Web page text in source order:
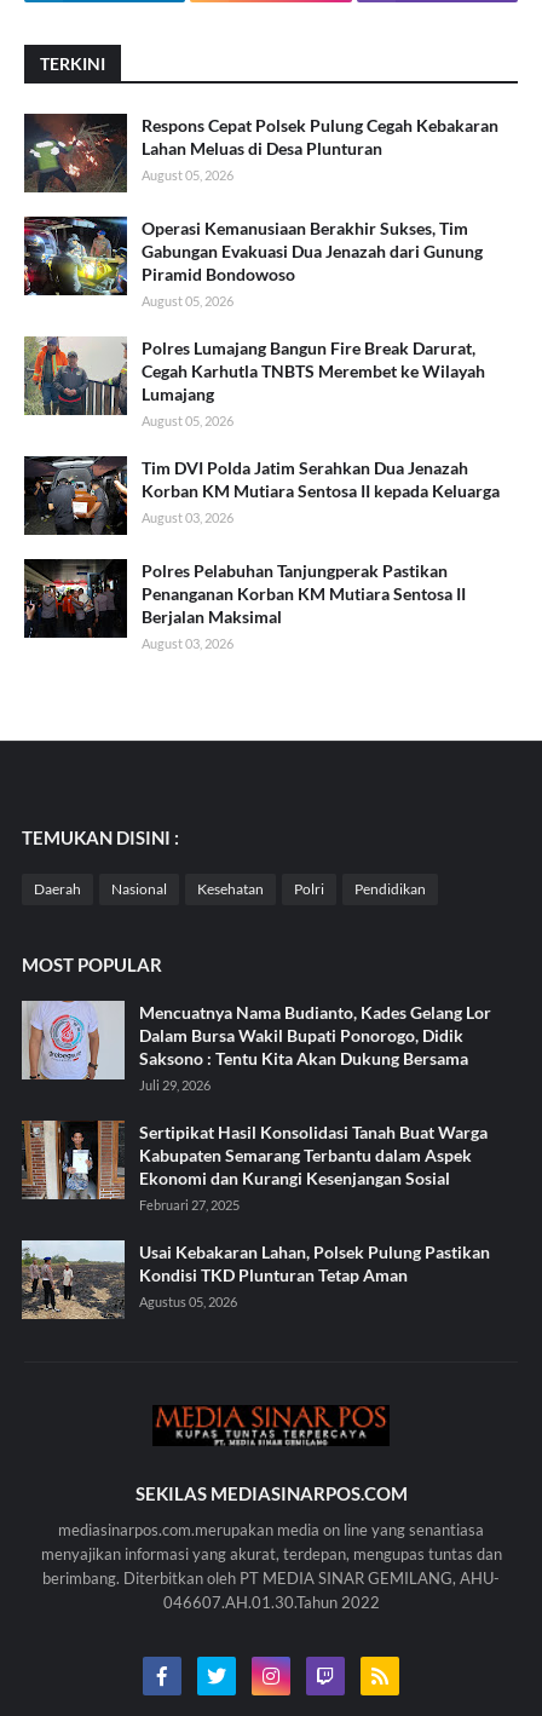
TERKINI
Respons Cepat Polsek Pulung Cegah Kebakaran
Lahan Meluas di Desa Plunturan
August 05, 2026
Operasi Kemanusiaan Berakhir Sukses, Tim
Gabungan Evakuasi Dua Jenazah dari Gunung
Piramid Bondowoso
August 05, 2026
Polres Lumajang Bangun Fire Break Darurat,
Cegah Karhutla TNBTS Merembet ke Wilayah
Lumajang
August 05, 2026
Tim DVI Polda Jatim Serahkan Dua Jenazah
Korban KM Mutiara Sentosa II kepada Keluarga
August 03, 2026
Polres Pelabuhan Tanjungperak Pastikan
Penanganan Korban KM Mutiara Sentosa II
Berjalan Maksimal
August 03, 2026
TEMUKAN DISINI :
Daerah Nasional Kesehatan Polri Pendidikan
MOST POPULAR
Mencuatnya Nama Budianto, Kades Gelang Lor
Dalam Bursa Wakil Bupati Ponorogo, Didik
Saksono : Tentu Kita Akan Dukung Bersama
Juli 29, 2026
Sertipikat Hasil Konsolidasi Tanah Buat Warga
Kabupaten Semarang Terbantu dalam Aspek
Ekonomi dan Kurangi Kesenjangan Sosial
Februari 27, 2025
Usai Kebakaran Lahan, Polsek Pulung Pastikan
Kondisi TKD Plunturan Tetap Aman
Agustus 05, 2026
SEKILAS MEDIASINARPOS.COM
mediasinarpos.com.merupakan media on line yang senantiasa
menyajikan informasi yang akurat, terdepan, mengupas tuntas dan
berimbang. Diterbitkan oleh PT MEDIA SINAR GEMILANG, AHU-
046607.AH.01.30.Tahun 2022